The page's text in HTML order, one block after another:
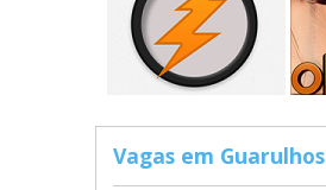
Vagas em Guarulhos